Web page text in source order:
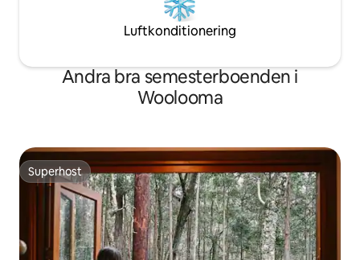
Luftkonditionering
Andra bra semesterboenden i
Woolooma
Superhost
Superhost